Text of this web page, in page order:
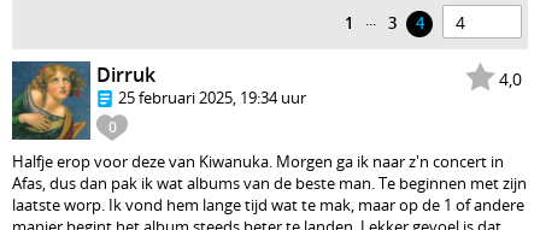
1 ... 3 4
4,0
0
Dirruk
25 februari 2025, 19:34 uur
Halfje erop voor deze van Kiwanuka. Morgen ga ik naar z'n concert in
Afas, dus dan pak ik wat albums van de beste man. Te beginnen met zijn
laatste worp. Ik vond hem lange tijd wat te mak, maar op de 1 of andere